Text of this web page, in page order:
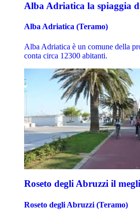
Alba Adriatica la spiaggia
Alba Adriatica (Teramo)
Alba Adriatica è un comune della
conta circa 12300 abitanti.
Roseto degli Abruzzi il
Roseto degli Abruzzi (Teramo)